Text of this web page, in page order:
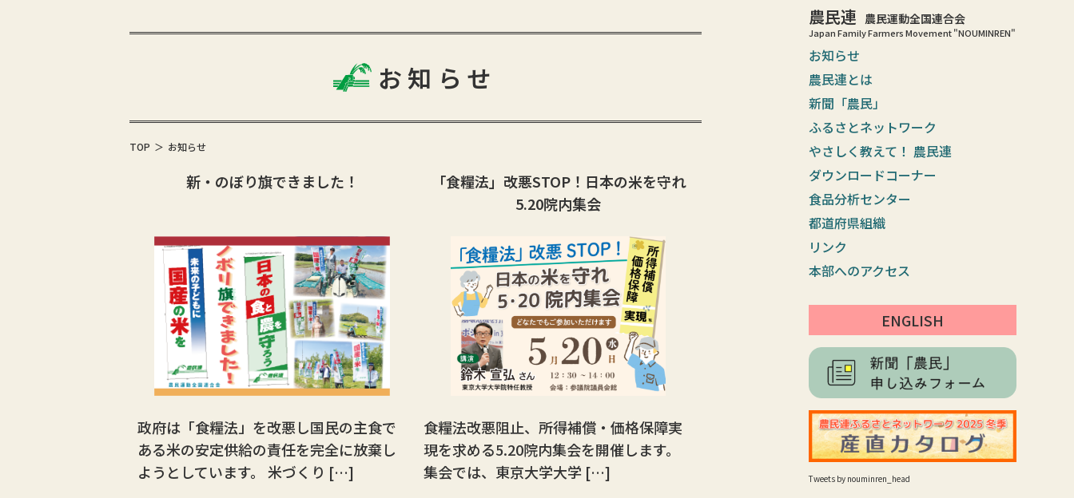
農民連 農民運動全国連合会
Japan Family Farmers Movement "NOUMINREN"
お知らせ
農民連とは
新聞「農民」
ふるさとネットワーク
やさしく教えて！ 農民連
ダウンロードコーナー
食品分析センター
都道府県組織
リンク
本部へのアクセス
ENGLISH
Tweets by nouminren_head
お知らせ
TOP お知らせ
新・のぼり旗できました！
政府は「食糧法」を改悪し国民の主食で
ある米の安定供給の責任を完全に放棄し
ようとしています。 米づくり […]
「食糧法」改悪STOP！日本の米を守れ
5.20院内集会
食糧法改悪阻止、所得補償・価格保障実
現を求める5.20院内集会を開催します。
集会では、東京大学大学 […]